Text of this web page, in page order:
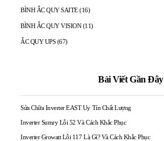
BÌNH ẮC QUY SAITE (16)
BÌNH ẮC QUY VISION (11)
ẮC QUY UPS (67)
Bài Viết Gần Đây
Sửa Chữa Inverter EAST Uy Tín Chất Lượng
Inverter Sumry Lỗi 52 Và Cách Khắc Phục
Inverter Growatt Lỗi 117 Là Gì? Và Cách Khắc Phục